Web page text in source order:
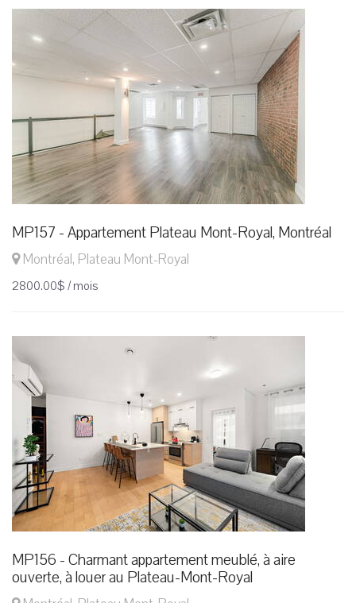
MP157 - Appartement Plateau Mont-Royal, Montréal
Montréal, Plateau Mont-Royal
2800.00$ / mois
MP156 - Charmant appartement meublé, à aire
ouverte, à louer au Plateau-Mont-Royal